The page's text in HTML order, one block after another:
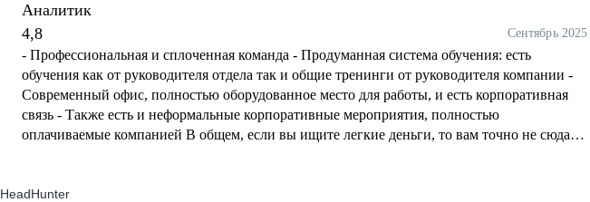
Аналитик
4,8
Сентябрь 2025
- Профессиональная и сплоченная команда - Продуманная система обучения: есть
обучения как от руководителя отдела так и общие тренинги от руководителя компании -
Современный офис, полностью оборудованное место для работы, и есть корпоративная
связь - Также есть и неформальные корпоративные мероприятия, полностью
оплачиваемые компанией В общем, если вы ищите легкие деньги, то вам точно не сюда,
HeadHunter